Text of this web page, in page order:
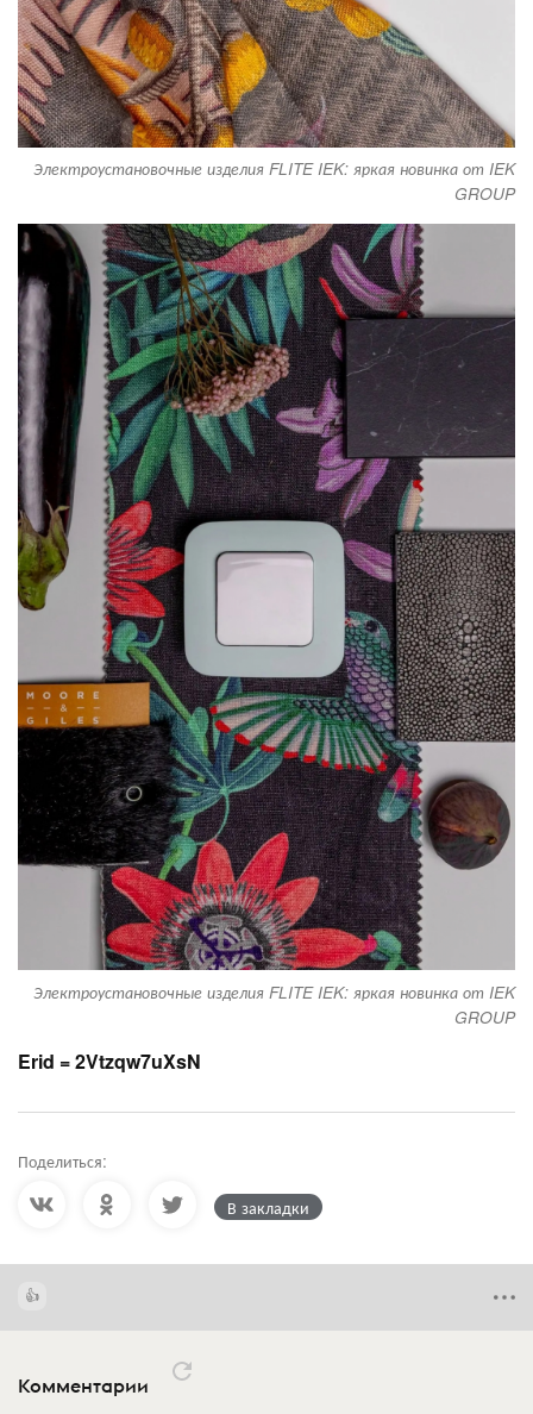
Электроустановочные изделия FLITE IEK: яркая новинка от IEK
GROUP
Электроустановочные изделия FLITE IEK: яркая новинка от IEK
GROUP
Erid = 2Vtzqw7uXsN
Поделиться:
В закладки
Комментарии